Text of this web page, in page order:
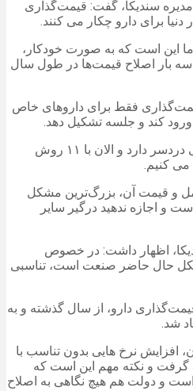
سندیکا، گفت: قیمت‌گذاری
برای دارو چکار می کنند.
است که به صورت خودکار،
سه بار اصلاح قیمت‌ها در طول سال
فقط برای داروهای خاص
ورود کند و جلسه تشکیل دهد.
وی گفت: صنعت به اندازه کافی دردسر دارد و الان با ۱۱ روش
می کنیم.
و قیمت آن، بزرگ‌ترین مشکل
اجازه ندهید درگیر سایر
اظهار داشت: در خصوص
حال حاضر صنعت است، تناسبی
دارو، از سال گذشته و به
شد.
نرخ هایی بدون تناسب با
و نکته مهم این است که
و دولت هم هیچ نگاهی به اصلاح